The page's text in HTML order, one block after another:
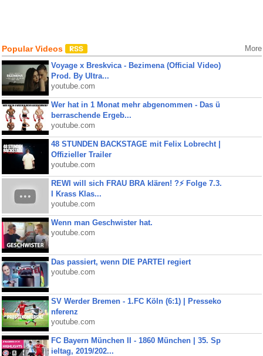
Popular Videos More
Voyage x Breskvica - Bezimena (Official Video)
Prod. By Ultra...
youtube.com
Wer hat in 1 Monat mehr abgenommen - Das ü
berraschende Ergeb...
youtube.com
48 STUNDEN BACKSTAGE mit Felix Lobrecht |
Offizieller Trailer
youtube.com
REWI will sich FRAU BRA klären! ?⚡️ Folge 7.3.
I Krass Klas...
youtube.com
Wenn man Geschwister hat.
youtube.com
Das passiert, wenn DIE PARTEI regiert
youtube.com
SV Werder Bremen - 1.FC Köln (6:1) | Presseko
nferenz
youtube.com
FC Bayern München II - 1860 München | 35. Sp
ieltag, 2019/202...